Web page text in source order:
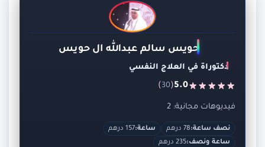
حويس سالم عبدالله ال حويس
دكتوراة في العلاج النفسي
5.0
(
30
)
فيديوهات مجانية: 2
نصف ساعة:78 درهم ساعة:157 درهم
ساعة ونصف:235 درهم